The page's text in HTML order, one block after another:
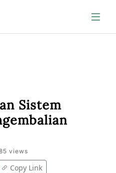
Sistem
views
Copy Link